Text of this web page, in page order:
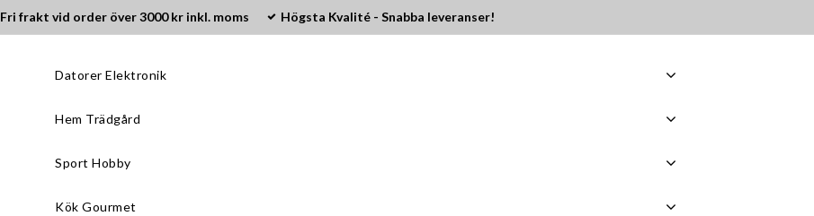
Fri frakt vid order över 3000 kr inkl. moms Högsta Kvalité - Snabba leveranser!
Datorer Elektronik
Hem Trädgård
Sport Hobby
Kök Gourmet